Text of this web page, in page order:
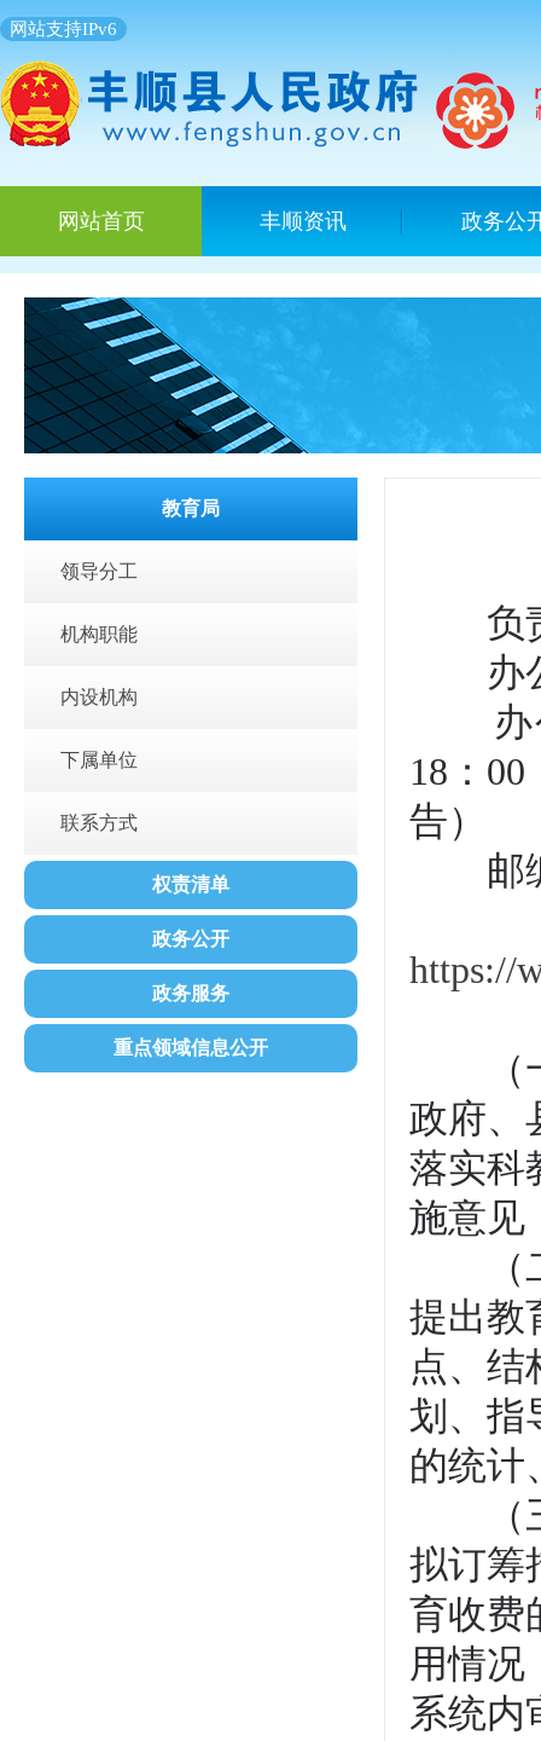
网站支持IPv6
网站首页 丰顺资讯 政务公
教育局
领导分工
机构职能
内设机构
下属单位
联系方式
权责清单
政务公开
政务服务
重点领域信息公开
负责
办公
办公
18：
告）
邮编
https://
（一
政府、
落实科
施意见
（二
提出教
点、结
划、指
的统计
（三
拟订筹
育收费
用情况
系统内